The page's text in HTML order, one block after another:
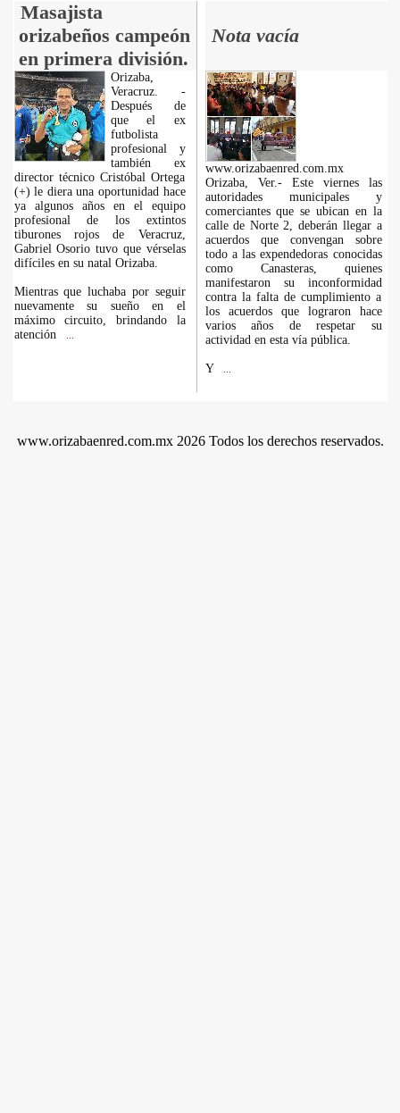
Masajista
orizabeños campeón
en primera división.
Nota vacía
Orizaba,
Veracruz. -
Después de
que el ex
futbolista
profesional y
también ex
director técnico Cristóbal Ortega
(+) le diera una oportunidad hace
ya algunos años en el equipo
profesional de los extintos
tiburones rojos de Veracruz,
Gabriel Osorio tuvo que vérselas
difíciles en su natal Orizaba.
Mientras que luchaba por seguir
nuevamente su sueño en el
máximo circuito, brindando la
atención
www.orizabaenred.com.mx
Orizaba, Ver.- Este viernes las
autoridades municipales y
comerciantes que se ubican en la
calle de Norte 2, deberán llegar a
acuerdos que convengan sobre
todo a las expendedoras conocidas
como Canasteras, quienes
manifestaron su inconformidad
contra la falta de cumplimiento a
los acuerdos que lograron hace
varios años de respetar su
actividad en esta vía pública.
Y
www.orizabaenred.com.mx 2026 Todos los derechos reservados.